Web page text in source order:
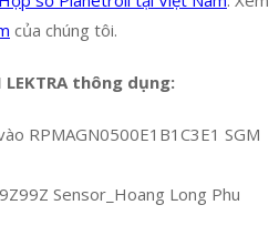
của chúng tôi.
LEKTRA thông dụng:
RPMAGN0500E1B1C3E1 SGM
Sensor_Hoang Long Phu